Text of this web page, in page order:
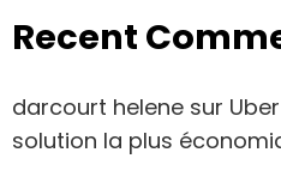
Recent
darcourt helene sur
solution la plus